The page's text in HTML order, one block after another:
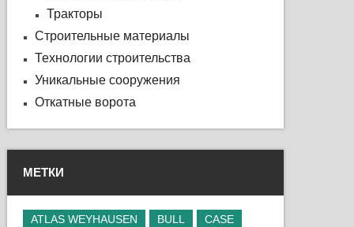
Тракторы
Строительные материалы
Технологии строительства
Уникальные сооружения
Откатные ворота
МЕТКИ
ATLAS WEYHAUSEN BULL
CASE